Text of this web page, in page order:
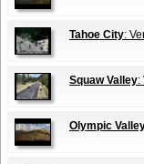
Tahoe City:
Squaw Valley:
Olympic